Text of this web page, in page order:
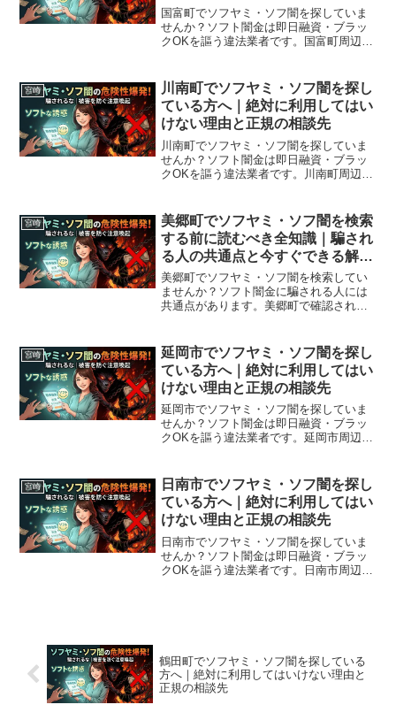
国富町でソフヤミ・ソフ闇を探していま
せんか？ソフト闇金は即日融資・ブラッ
クOKを謳う違法業者です。国富町周辺で
読みください。
宮崎
川南町でソフヤミ・ソフ闇を探し
ている方へ｜絶対に利用してはい
けない理由と正規の相談先
川南町でソフヤミ・ソフ闇を探していま
せんか？ソフト闇金は即日融資・ブラッ
クOKを謳う違法業者です。川南町周辺で
読みください。
宮崎
美郷町でソフヤミ・ソフ闇を検索
する前に読むべき全知識｜騙され
る人の共通点と今すぐできる解決
策
美郷町でソフヤミ・ソフ闇を検索してい
ませんか？ソフト闇金に騙される人には
共通点があります。美郷町で確認されて
町から利用できる無料相談先まで完全解
説。
宮崎
延岡市でソフヤミ・ソフ闇を探し
ている方へ｜絶対に利用してはい
けない理由と正規の相談先
延岡市でソフヤミ・ソフ闇を探していま
せんか？ソフト闇金は即日融資・ブラッ
クOKを謳う違法業者です。延岡市周辺で
読みください。
宮崎
日南市でソフヤミ・ソフ闇を探し
ている方へ｜絶対に利用してはい
けない理由と正規の相談先
日南市でソフヤミ・ソフ闇を探していま
せんか？ソフト闇金は即日融資・ブラッ
クOKを謳う違法業者です。日南市周辺で
鶴田町でソフヤミ・ソフ闇を探している
方へ｜絶対に利用してはいけない理由と
正規の相談先